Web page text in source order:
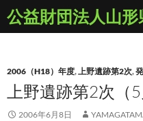
ン
ツ
検
索
2006（H18）年度,上野遺跡第2次,
上野遺跡第2次（5
2006年6月8日